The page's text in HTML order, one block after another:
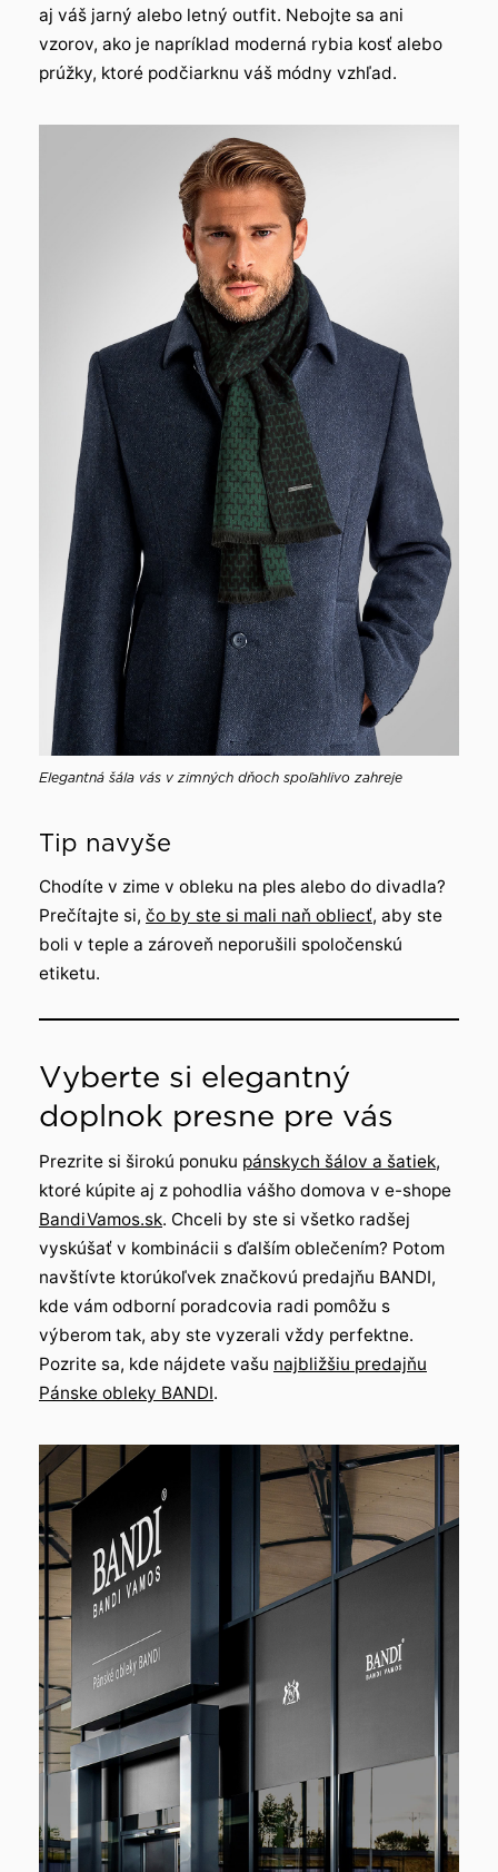
aj váš jarný alebo letný outfit. Nebojte sa ani
vzorov, ako je napríklad moderná rybia kosť alebo
prúžky, ktoré podčiarknu váš módny vzhľad.
Elegantná šála vás v zimných dňoch spoľahlivo zahreje
Tip navyše
Chodíte v zime v obleku na ples alebo do divadla?
Prečítajte si, čo by ste si mali naň obliecť, aby ste
boli v teple a zároveň neporušili spoločenskú
etiketu.
Vyberte si elegantný
doplnok presne pre vás
Prezrite si širokú ponuku pánskych šálov a šatiek,
ktoré kúpite aj z pohodlia vášho domova v e-shope
BandiVamos.sk. Chceli by ste si všetko radšej
vyskúšať v kombinácii s ďalším oblečením? Potom
navštívte ktorúkoľvek značkovú predajňu BANDI,
kde vám odborní poradcovia radi pomôžu s
výberom tak, aby ste vyzerali vždy perfektne.
Pozrite sa, kde nájdete vašu najbližšiu predajňu
Pánske obleky BANDI.